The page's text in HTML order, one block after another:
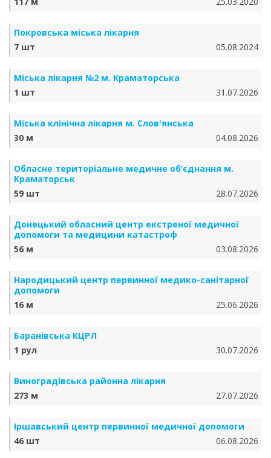
Покровська міська лікарня
7 шт
05.08.2024
Міська лікарня №2 м. Краматорська
1 шт
31.07.2026
Міська клінічна лікарня м. Слов'янська
30 м
04.08.2026
Обласне територіальне медичне об’єднання м.
Краматорськ
59 шт
28.07.2026
Донецький обласний центр екстреної медичної
допомоги та медицини катастроф
56 м
03.08.2026
Народицький центр первинної медико-санітарної
допомоги
16 м
25.06.2026
Баранівська КЦРЛ
1 рул
30.07.2026
Виноградівська районна лікарня
273 м
27.07.2026
Іршавський центр первинної медичної допомоги
46 шт
06.08.2026